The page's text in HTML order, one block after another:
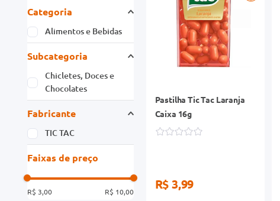
Categoria
Alimentos e Bebidas
Subcategoria
Chicletes, Doces e
Chocolates
Fabricante
TIC TAC
Faixas de preço
R$ 3,00 R$ 10,00
Pastilha Tic Tac Laranja
Caixa 16g
R$ 3,99